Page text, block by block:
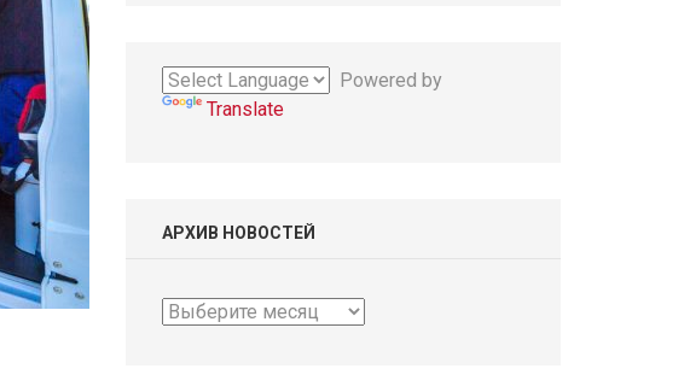
Powered by
Translate
АРХИВ НОВОСТЕЙ
Архив